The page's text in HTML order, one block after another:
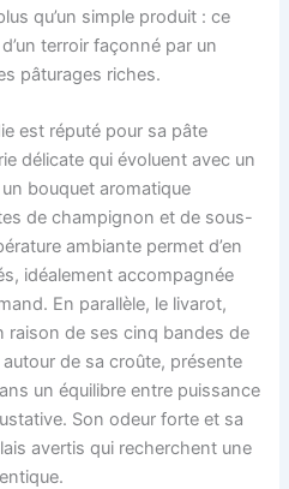
qu’un simple produit : ce
terroir façonné par un
pâturages riches.
est réputé pour sa pâte
délicate qui évoluent avec un
bouquet aromatique
de champignon et de sous-
ambiante permet d’en
idéalement accompagnée
En parallèle, le livarot,
raison de ses cinq bandes de
de sa croûte, présente
un équilibre entre puissance
Son odeur forte et sa
avertis qui recherchent une